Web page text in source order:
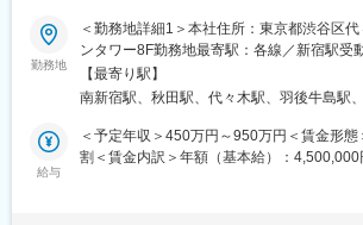
したシステムであり、トップクラスのシェ
ざいます。
■組織構成：
40名程度在籍しております。営業未経験の
心して入社いただける環境です。
業】
■概要：
1,800万ユーザーが使うライブ配信アプリ「
イドの開発/運用をご担当いただきます。
新規技術の提案がしやすい環境で、技術の
■業務内容：
勤務地
＜勤務地詳細1＞本社住所：東京都渋谷区
ンタワー8F勤務地最寄駅：各線／新宿駅受
禁煙＜勤務地詳細2＞札幌オフィス住所：札
4-102 レジディア大通公園301勤務地最寄駅：東西線／西11丁目
所：秋田県秋田市中通3丁目1‐9 DIAビル秋
秋田駅駅受動喫煙対策：屋内全面禁煙変更
【最寄り駅】
南新宿駅、秋田駅、代々木駅、羽後牛島駅
給与
＜予定年収＞450万円～950万円＜賃金形
割＜賃金内訳＞年額（基本給）：